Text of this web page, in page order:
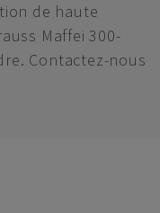
de haute
Maffei 300-
Contactez-nous